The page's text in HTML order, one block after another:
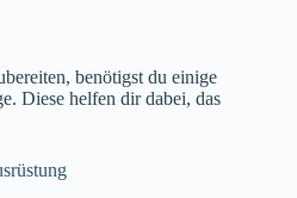
benötigst du einige
Diese helfen dir dabei, das